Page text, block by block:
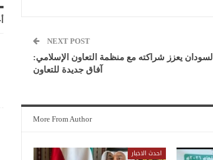
NEXT POST
السودان يعزز شراكته مع منظمة التعاون الإسلامي:
آفاق جديدة للتعاون
More From Author
احدث الاخبار